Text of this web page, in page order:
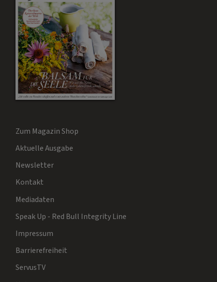
Zum Magazin Shop
Aktuelle Ausgabe
Newsletter
Kontakt
Mediadaten
Speak Up - Red Bull Integrity Line
Impressum
Barrierefreiheit
ServusTV